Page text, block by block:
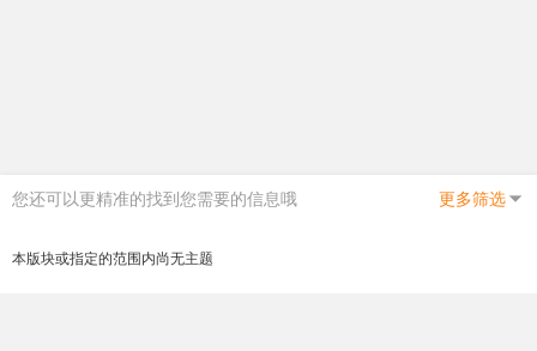
您还可以更精准的找到您需要的信息哦 更多筛选
本版块或指定的范围内尚无主题